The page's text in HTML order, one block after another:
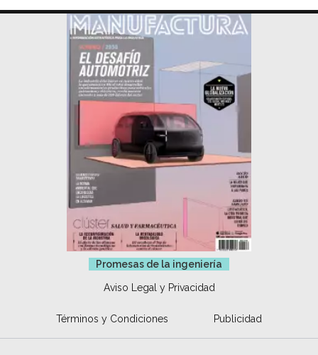
Promesas de la ingeniería
Aviso Legal y Privacidad
Términos y Condiciones Publicidad